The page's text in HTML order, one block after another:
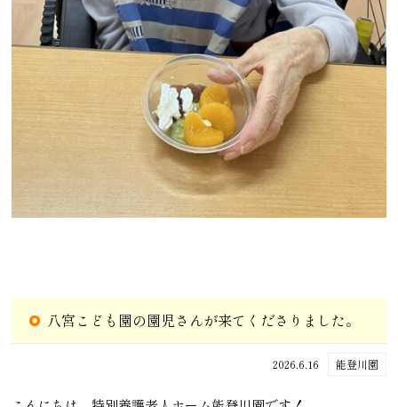
八宮こども園の園児さんが来てくださりました。
2026.6.16 能登川園